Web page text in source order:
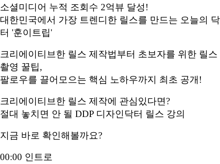
소셜미디어 누적 조회수 2억뷰 달성!
대한민국에서 가장 트렌디한 릴스를 만드는 오늘의 닥
터 '훈이트립'
크리에이티브한 릴스 제작법부터 초보자를 위한 릴스
촬영 꿀팁,
팔로우를 끌어모으는 핵심 노하우까지 최초 공개!
크리에이티브한 릴스 제작에 관심있다면?
절대 놓치면 안 될 DDP 디자인닥터 릴스 강의
지금 바로 확인해볼까요?
00:00 인트로